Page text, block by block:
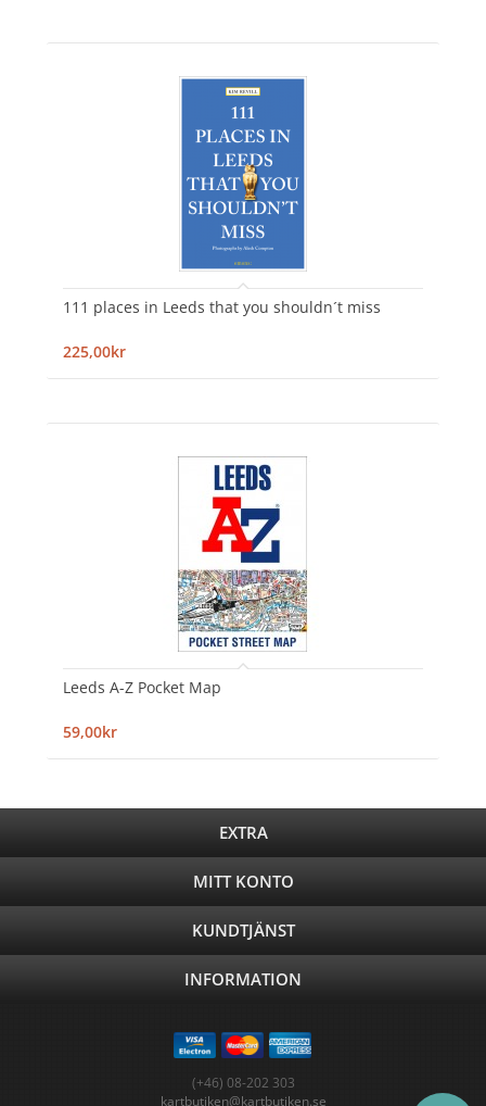
111 places in Leeds that you shouldn´t miss
225,00kr
Leeds A-Z Pocket Map
59,00kr
EXTRA
MITT KONTO
KUNDTJÄNST
INFORMATION
(+46) 08-202 303
kartbutiken@kartbutiken.se